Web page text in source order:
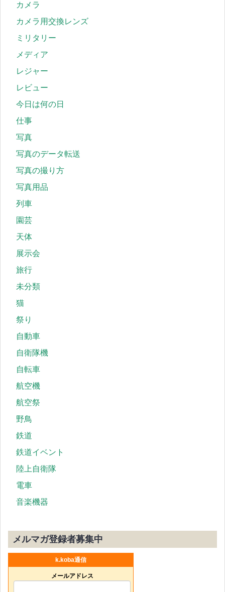
カメラ
カメラ用交換レンズ
ミリタリー
メディア
レジャー
レビュー
今日は何の日
仕事
写真
写真のデータ転送
写真の撮り方
写真用品
列車
園芸
天体
展示会
旅行
未分類
猫
祭り
自動車
自衛隊機
自転車
航空機
航空祭
野鳥
鉄道
鉄道イベント
陸上自衛隊
電車
音楽機器
メルマガ登録者募集中
k.koba通信
メールアドレス